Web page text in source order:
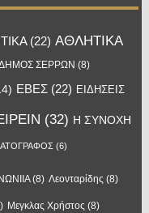
(22) ΑΘΛΗΤΙΚΑ
ΣΕΡΡΩΝ (8)
ΕΒΕΣ(22) ΕΙΔΗΣΕΙΣ
(32) Η ΣΥΝΟΧΗ
(6)
(8) Λεονταρίδης (8)
Μεγκλας Χρήστος (8)